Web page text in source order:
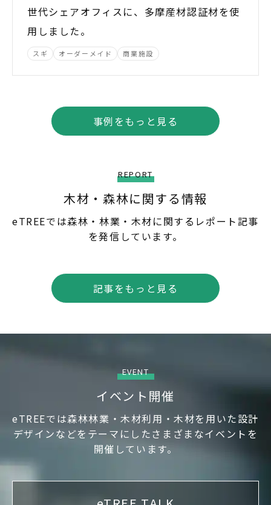
世代シェアオフィスに、多摩産材認証材を使
用しました。
スギ オーダーメイド 商業施設
事例をもっと見る
REPORT
木材・森林に関する情報
eTREEでは森林・林業・木材に関するレポート記事
を発信しています。
記事をもっと見る
EVENT
イベント開催
eTREEでは森林林業・木材利用・木材を用いた設計
デザインなどをテーマにしたさまざまなイベントを
開催しています。